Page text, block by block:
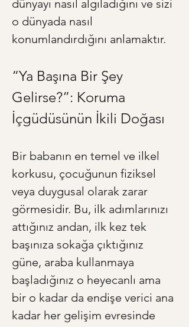
dünyayı nasıl algıladığını ve sizi
o dünyada nasıl
konumlandırdığını anlamaktır.
“Ya Başına Bir Şey
Gelirse?”: Koruma
İçgüdüsünün İkili Doğası
Bir babanın en temel ve ilkel
korkusu, çocuğunun fiziksel
veya duygusal olarak zarar
görmesidir. Bu, ilk adımlarınızı
attığınız andan, ilk kez tek
başınıza sokağa çıktığınız
güne, araba kullanmaya
başladığınız o heyecanlı ama
bir o kadar da endişe verici ana
kadar her gelişim evresinde